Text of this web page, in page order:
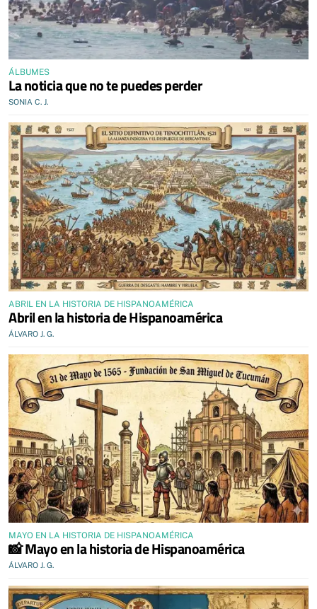
ÁLBUMES
La noticia que no te puedes perder
SONIA C. J.
ABRIL EN LA HISTORIA DE HISPANOAMÉRICA
Abril en la historia de Hispanoamérica
ÁLVARO J. G.
MAYO EN LA HISTORIA DE HISPANOAMÉRICA
📸 Mayo en la historia de Hispanoamérica
ÁLVARO J. G.